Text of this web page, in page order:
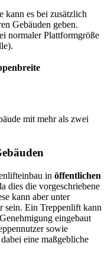
kann es bei zusätzlich
Gebäuden geben.
normaler Plattformgröße
mit mehr als zwei
in öffentlichen
dies die vorgeschriebene
kann aber unter
sein. Ein Treppenlift kann
eingebaut
sowie
eine maßgebliche